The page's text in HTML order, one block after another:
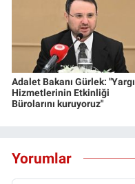
Adalet Bakanı Gürlek: "Yargı
Hizmetlerinin Etkinliği
Bürolarını kuruyoruz"
Yorumlar